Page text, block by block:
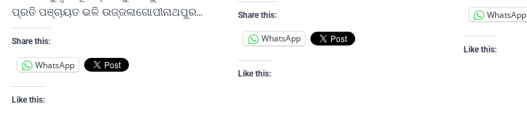
ପ୍ରତି ପଞ୍ଚାୟତ ଭଳି ଉଜ୍ଜଳାଗୋପୀନାଥପୁର…
Share this:
WhatsApp
Like this:
Share this:
WhatsApp
Like this:
WhatsApp
Like this: